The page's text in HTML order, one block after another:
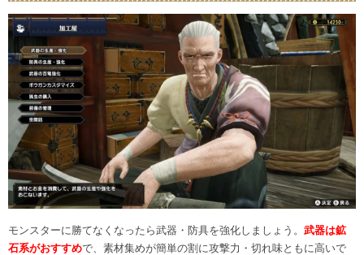
モンスターに勝てなくなったら武器・防具を強化しましょう。 武器は鉱
石系がおすすめで、素材集めが簡単の割に攻撃力・切れ味ともに高いで